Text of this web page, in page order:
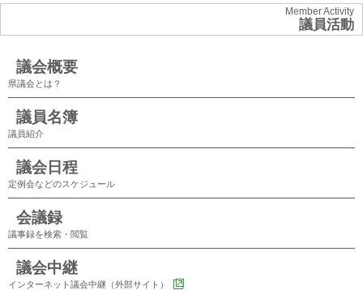
Member Activity
議員活動
議会概要
県議会とは？
議員名簿
議員紹介
議会日程
定例会などのスケジュール
会議録
議事録を検索・閲覧
議会中継
インターネット議会中継（外部サイト）